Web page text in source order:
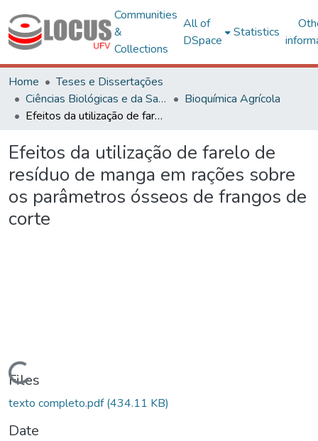
Communities
&
Collections
All of
DSpace
Statistics
Home
Teses e Dissertações
Ciências Biológicas e da Saúde
Bioquímica Agrícola
Efeitos da utilização de farelo de resíduo de manga em rações sobre os parâmetros ósseos de frangos de corte
Efeitos da utilização de farelo de
resíduo de manga em rações sobre
os parâmetros ósseos de frangos de
corte
Files
texto completo.pdf(434.11 KB)
Date